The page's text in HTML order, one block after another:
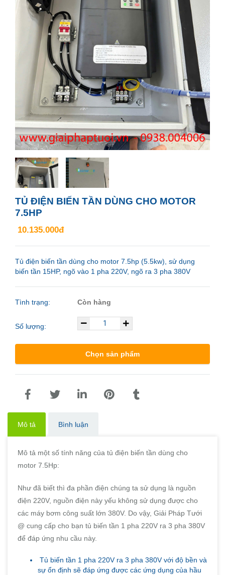
TỦ ĐIỆN BIẾN TẦN DÙNG CHO MOTOR
7.5HP
10.135.000đ
Tủ điện biến tần dùng cho motor 7.5hp (5.5kw), sử dụng
biến tần 15HP, ngõ vào 1 pha 220V, ngõ ra 3 pha 380V
Tình trạng: Còn hàng
Số lượng:
Chọn sản phẩm
Mô tả Bình luận
Mô tả một số tính năng của tủ điện biến tần dùng cho
motor 7.5Hp:
Như đã biết thì đa phần điện chúng ta sử dụng là nguồn
điện 220V, nguồn điện này yếu không sử dụng được cho
các máy bơm công suất lớn 380V. Do vậy, Giải Pháp Tưới
@ cung cấp cho bạn tủ biến tần 1 pha 220V ra 3 pha 380V
để đáp ứng nhu cầu này.
Tủ biến tần 1 pha 220V ra 3 pha 380V với độ bền và
sự ổn định sẽ đáp ứng được các ứng dụng của hầu